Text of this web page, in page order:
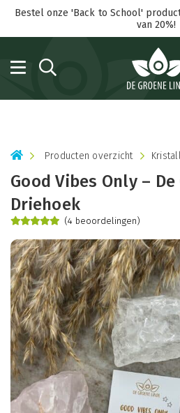
Bestel onze 'Back to School'
van 20%!
Producten overzicht
Good Vibes Only –
Driehoek
(4 beoordelingen)